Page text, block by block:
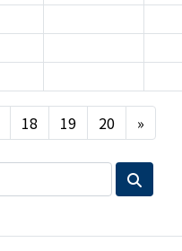
18 19 20 »